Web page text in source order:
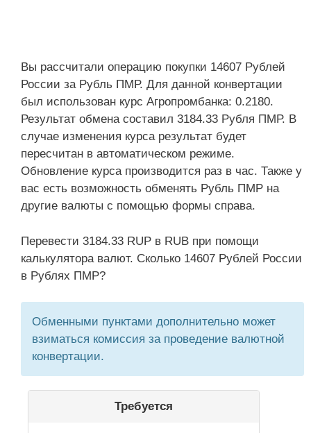
Вы рассчитали операцию покупки 14607 Рублей
России за Рубль ПМР. Для данной конвертации
был использован курс Агропромбанка: 0.2180.
Результат обмена составил 3184.33 Рубля ПМР. В
случае изменения курса результат будет
пересчитан в автоматическом режиме.
Обновление курса производится раз в час. Также у
вас есть возможность обменять Рубль ПМР на
другие валюты с помощью формы справа.
Перевести 3184.33 RUP в RUB при помощи
калькулятора валют. Сколько 14607 Рублей России
в Рублях ПМР?
Обменными пунктами дополнительно может
взиматься комиссия за проведение валютной
конвертации.
Требуется